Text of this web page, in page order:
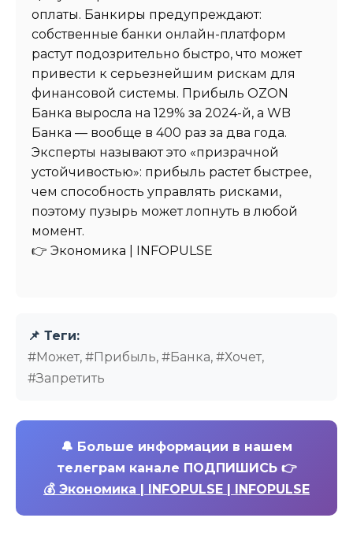
оплаты. Банкиры предупреждают:
собственные банки онлайн-платформ
растут подозрительно быстро, что может
привести к серьезнейшим рискам для
финансовой системы. Прибыль OZON
Банка выросла на 129% за 2024-й, а WB
Банка — вообще в 400 раз за два года.
Эксперты называют это «призрачной
устойчивостью»: прибыль растет быстрее,
чем способность управлять рисками,
поэтому пузырь может лопнуть в любой
момент.
👉 Экономика | INFOPULSE
📌 Теги:
#Может, #Прибыль, #Банка, #Хочет,
#Запретить
🔔 Больше информации в нашем
телеграм канале ПОДПИШИСЬ 👉
💰 Экономика | INFOPULSE | INFOPULSE